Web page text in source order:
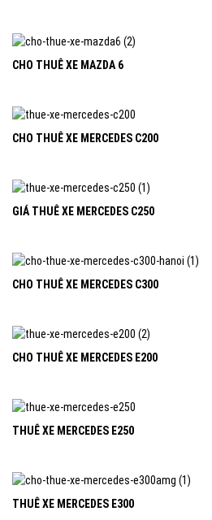
CHO THUÊ XE MAZDA 6
CHO THUÊ XE MERCEDES C200
GIÁ THUÊ XE MERCEDES C250
CHO THUÊ XE MERCEDES C300
CHO THUÊ XE MERCEDES E200
THUÊ XE MERCEDES E250
THUÊ XE MERCEDES E300